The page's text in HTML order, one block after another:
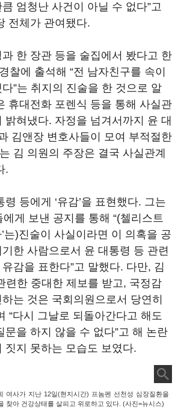
엄청난 사건이 아닐 수 없다”고
전체가 관여됐다.
한 장관 등을 술집에서 봤다고 한
찰에 출석해 “전 남자친구를 속이
”는 취지의 진술을 한 것으로 알
휴대전화 포렌식 등을 통해 사실관
밝혀냈다. 자정을 넘겨서까지 윤 대
김앤장 변호사들이 모여 부적절한
김 의원의 주장은 결국 사실관계
.
등에게 ‘유감’을 표현했다. 그는
게 보낸 공지를 통해 “(첼리스트
는)진술이 사실이라면 이 의혹을 공
한 사람으로서 윤 대통령 등 관련
감을 표한다”고 말했다. 다만, 김
련한 중대한 제보를 받고, 국정감
는 것은 국회의원으로서 당연히
“다시 그날로 되돌아간다고 해도
문을 하지 않을 수 없다”고 해 논란
짓지 못하는 모습도 보였다.
여사가 지난 12일(현지시간) 프놈펜 선천성 심장질환을
찾아 건강상태를 살피고 위로하고 있다. (사진=뉴시스)